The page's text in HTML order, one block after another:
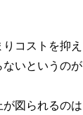
コストを抑え
いというのが
図られるのは